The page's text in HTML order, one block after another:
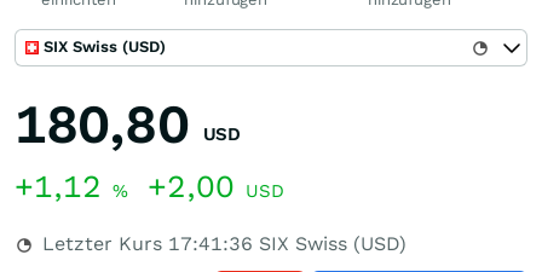
SIX Swiss (USD)
180,80 USD
+1,12 % +2,00 USD
Letzter Kurs 17:41:36 SIX Swiss (USD)